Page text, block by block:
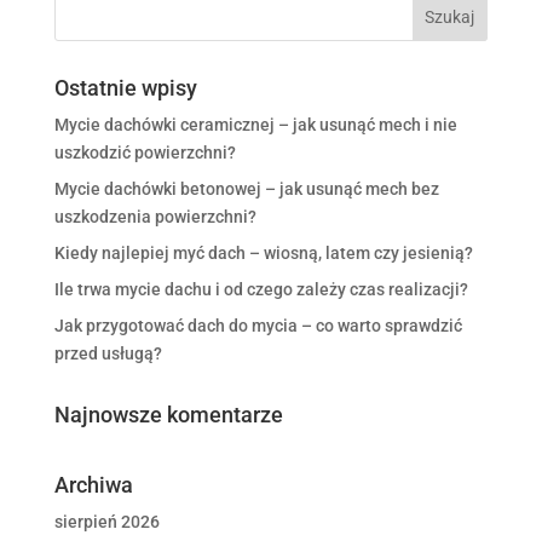
Ostatnie wpisy
Mycie dachówki ceramicznej – jak usunąć mech i nie
uszkodzić powierzchni?
Mycie dachówki betonowej – jak usunąć mech bez
uszkodzenia powierzchni?
Kiedy najlepiej myć dach – wiosną, latem czy jesienią?
Ile trwa mycie dachu i od czego zależy czas realizacji?
Jak przygotować dach do mycia – co warto sprawdzić
przed usługą?
Najnowsze komentarze
Archiwa
sierpień 2026